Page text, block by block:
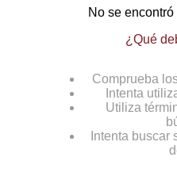
No se
¿Qué
Comprueba
Intenta
Utiliza
Intenta buscar